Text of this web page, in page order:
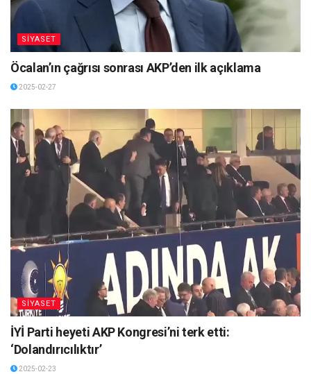
SİYASET
Öcalan’ın çağrısı sonrası AKP’den ilk açıklama
2025-02-27
SİYASET
İYİ Parti heyeti AKP Kongresi’ni terk etti:
‘Dolandırıcılıktır’
2025-02-23